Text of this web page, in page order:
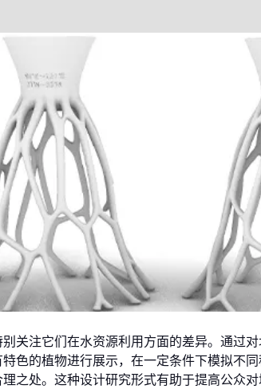
关注它们在水资源利用方面的差异。通过
色的植物进行展示，在一定条件下模拟不
之处。这种设计研究形式有助于提高公众